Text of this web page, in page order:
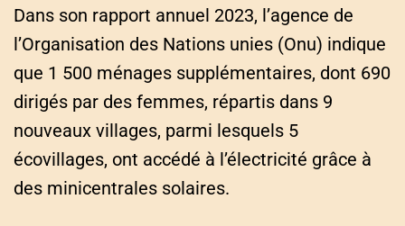
Dans son rapport annuel 2023, l’agence de
l’Organisation des Nations unies (Onu) indique
que 1 500 ménages supplémentaires, dont 690
dirigés par des femmes, répartis dans 9
nouveaux villages, parmi lesquels 5
écovillages, ont accédé à l’électricité grâce à
des minicentrales solaires.